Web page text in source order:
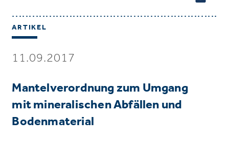
ARTIKEL
11.09.2017
Mantelverordnung zum Umgang
mit mineralischen Abfällen und
Bodenmaterial